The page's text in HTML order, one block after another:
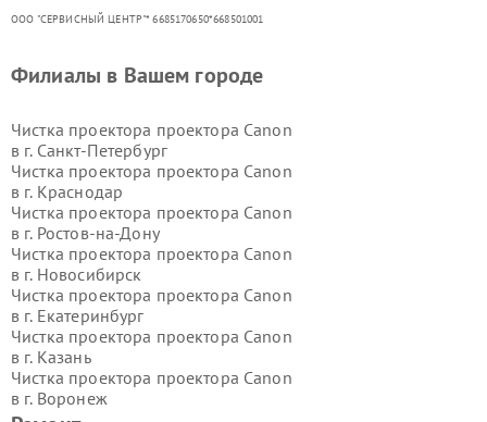
ООО "СЕРВИСНЫЙ ЦЕНТР"* 6685170650*668501001
Филиалы в Вашем городе
Чистка проектора проектора Canon
в г. Санкт-Петербург
Чистка проектора проектора Canon
в г. Краснодар
Чистка проектора проектора Canon
в г. Ростов-на-Дону
Чистка проектора проектора Canon
в г. Новосибирск
Чистка проектора проектора Canon
в г. Екатеринбург
Чистка проектора проектора Canon
в г. Казань
Чистка проектора проектора Canon
в г. Воронеж